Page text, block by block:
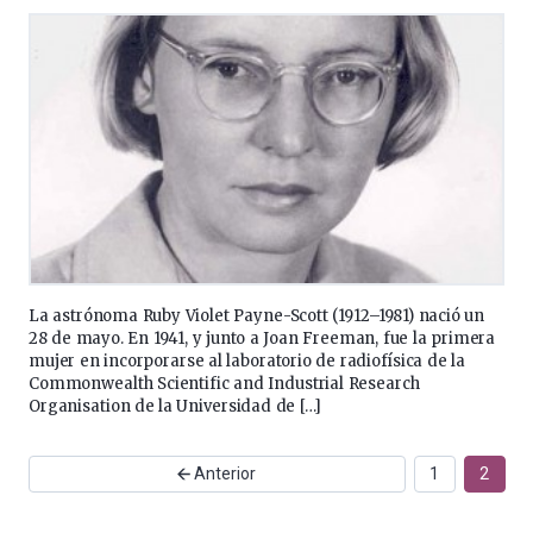
La astrónoma Ruby Violet Payne-Scott (1912–1981) nació un
28 de mayo. En 1941, y junto a Joan Freeman, fue la primera
mujer en incorporarse al laboratorio de radiofísica de la
Commonwealth Scientific and Industrial Research
Organisation de la Universidad de […]
Anterior 1 2